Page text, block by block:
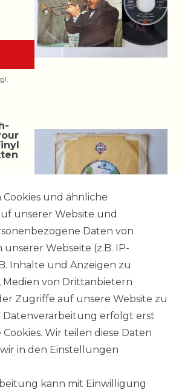
1 2 3
Daten­schutz­erklärung
und ähnliche
unserer Website und
Daten von
Webseite (z.B. IP-
Inhalte und Anzeigen zu
Medien von Drittanbietern
Zugriffe auf unsere Website zu
Datenverarbeitung erfolgt erst
Wir teilen diese Daten
in den Einstellungen
kann mit Einwilligung